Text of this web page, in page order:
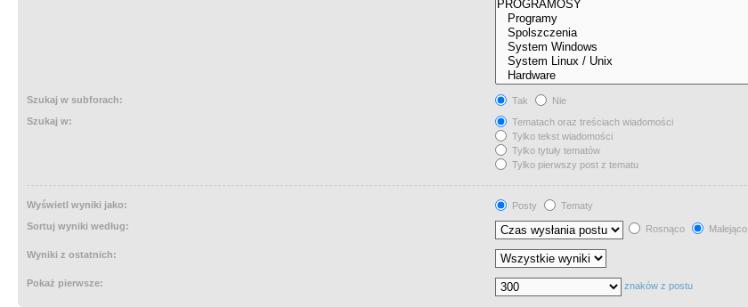
Szukaj w subforach: Tak
Nie
Szukaj w:
Tematach oraz treściach wiadomości
Tylko tekst wiadomości
Tylko tytuły tematów
Tylko pierwszy post z tematu
Wyświetl wyniki jako: Posty
Tematy
Sortuj wyniki według:
Rosnąco Malejąco
Wyniki z ostatnich:
Pokaż pierwsze: znaków z postu